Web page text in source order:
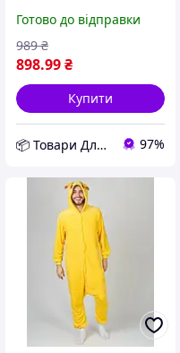
Готово до відправки
898.99₴
989 ₴
Купити
📦 Товари Для Дому 97%